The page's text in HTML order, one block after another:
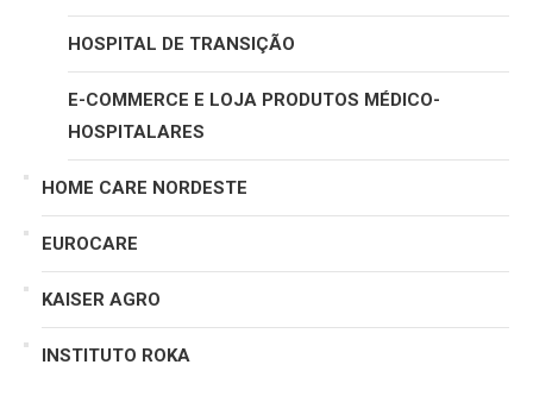
HOSPITAL DE TRANSIÇÃO
E-COMMERCE E LOJA PRODUTOS MÉDICO-
HOSPITALARES
HOME CARE NORDESTE
EUROCARE
KAISER AGRO
INSTITUTO ROKA